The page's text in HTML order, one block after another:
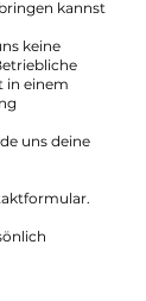
kannst
keine
in einem
uns deine